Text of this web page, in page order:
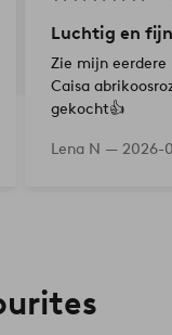
Luchtig en
Zie mijn eerdere
Caisa
gekocht👍
Lena N — 2026-